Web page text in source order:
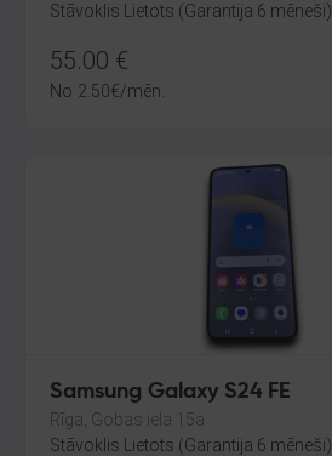
Stāvoklis Lietots (Garantija 6 mēneši)
55.00 €
No 2.50€/mēn.
Samsung Galaxy S24 FE
Rīga, Gobas iela 15a
Stāvoklis Lietots (Garantija 6 mēneši)